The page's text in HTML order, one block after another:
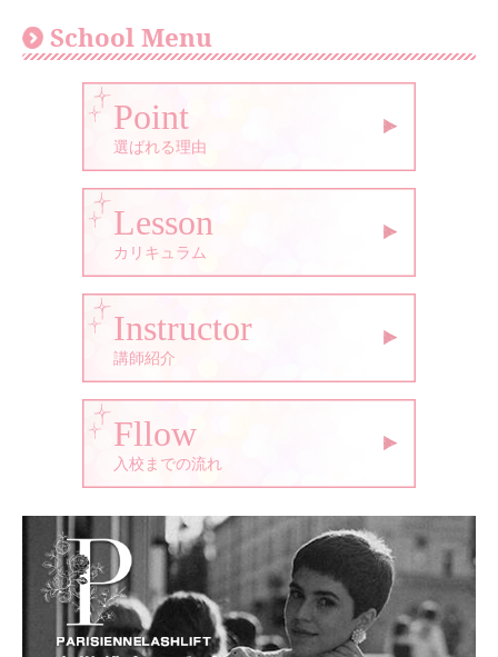
School Menu
Point
選ばれる理由
Lesson
カリキュラム
Instructor
講師紹介
Fllow
入校までの流れ